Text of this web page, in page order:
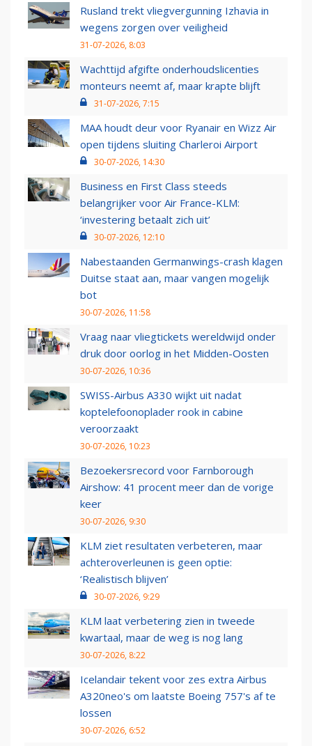
Rusland trekt vliegvergunning Izhavia in
wegens zorgen over veiligheid
31-07-2026, 8:03
Wachttijd afgifte onderhoudslicenties
monteurs neemt af, maar krapte blijft
31-07-2026, 7:15
MAA houdt deur voor Ryanair en Wizz Air
open tijdens sluiting Charleroi Airport
30-07-2026, 14:30
Business en First Class steeds
belangrijker voor Air France-KLM:
‘investering betaalt zich uit’
30-07-2026, 12:10
Nabestaanden Germanwings-crash klagen
Duitse staat aan, maar vangen mogelijk
bot
30-07-2026, 11:58
Vraag naar vliegtickets wereldwijd onder
druk door oorlog in het Midden-Oosten
30-07-2026, 10:36
SWISS-Airbus A330 wijkt uit nadat
koptelefoonoplader rook in cabine
veroorzaakt
30-07-2026, 10:23
Bezoekersrecord voor Farnborough
Airshow: 41 procent meer dan de vorige
keer
30-07-2026, 9:30
KLM ziet resultaten verbeteren, maar
achteroverleunen is geen optie:
‘Realistisch blijven’
30-07-2026, 9:29
KLM laat verbetering zien in tweede
kwartaal, maar de weg is nog lang
30-07-2026, 8:22
Icelandair tekent voor zes extra Airbus
A320neo's om laatste Boeing 757's af te
lossen
30-07-2026, 6:52